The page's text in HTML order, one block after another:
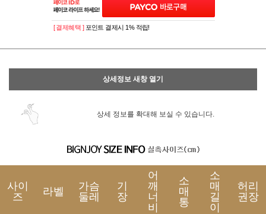
[ 결제혜택 ] 포인트 결제시 1% 적립!
상세정보 새창 열기
상세 정보를 확대해 보실 수 있습니다.
사이
즈
라벨
가슴
둘레
기
장
어
깨
너
비
소
매
통
소
매
길
이
허리
권장